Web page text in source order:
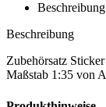
Beschreibung
Beschreibung
Zubehörsatz
Maßstab 1:35 von